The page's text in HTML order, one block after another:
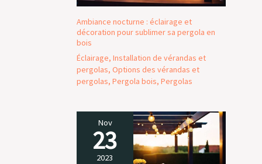
Ambiance nocturne : éclairage et
décoration pour sublimer sa pergola en
bois
Éclairage, Installation de vérandas et
pergolas, Options des vérandas et
pergolas, Pergola bois, Pergolas
Nov
23
2023